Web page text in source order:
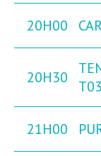
20H00
20H30
21H00